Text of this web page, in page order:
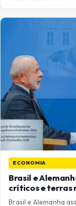
ECONOMIA
Brasil e
críticos e terras
Brasil e Alemanha